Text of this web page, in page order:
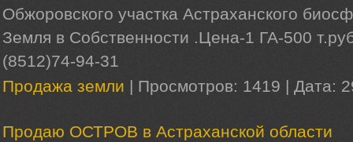
Обжоровского участка Астраханского
Земля в Собственности .Цена-1 ГА-500
(8512)74-94-31
Продажа земли | Просмотров: 1419 | Дата:
Продаю ОСТРОВ в Астраханской области